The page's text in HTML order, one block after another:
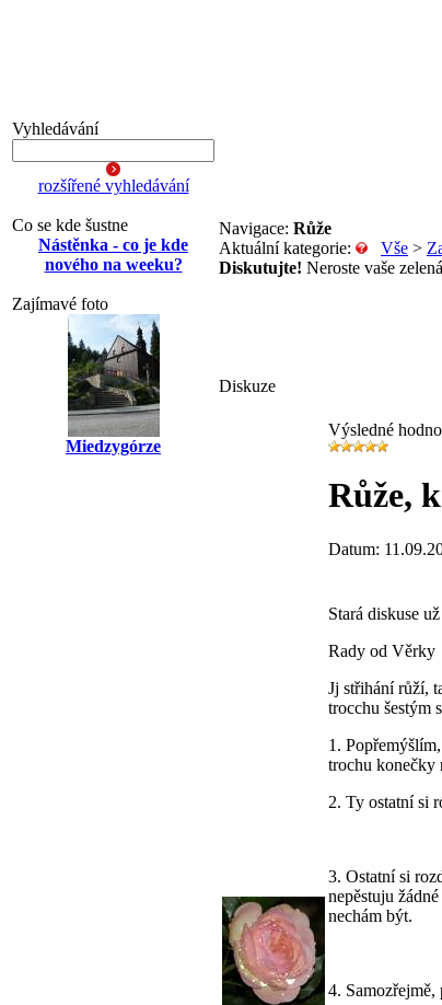
Vyhledávání
rozšířené vyhledávání
Co se kde šustne
Nástěnka - co je kde
nového na weeku?
Zajímavé foto
Miedzygórze
Navigace: Růže
Aktuální kategorie:
Vše >
Diskutujte! Neroste vaše
Diskuze
Výsledné
Růže,
Datum:
Stará diskuse
Rady od Věrky
Jj střihání růží,
trocchu šestým
1.
trochu konečky
2. Ty ostatní si
3. Ostatní si
nepěstuju
nechám být.
4. Samozřejmě,